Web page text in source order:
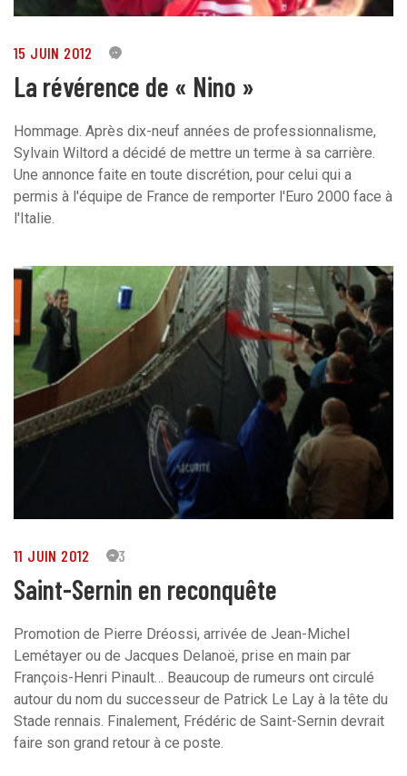
15 JUIN 2012 9
La révérence de « Nino »
Hommage. Après dix-neuf années de professionnalisme,
Sylvain Wiltord a décidé de mettre un terme à sa carrière.
Une annonce faite en toute discrétion, pour celui qui a
permis à l'équipe de France de remporter l'Euro 2000 face à
l'Italie.
11 JUIN 2012 23
Saint-Sernin en reconquête
Promotion de Pierre Dréossi, arrivée de Jean-Michel
Lemétayer ou de Jacques Delanoë, prise en main par
François-Henri Pinault… Beaucoup de rumeurs ont circulé
autour du nom du successeur de Patrick Le Lay à la tête du
Stade rennais. Finalement, Frédéric de Saint-Sernin devrait
faire son grand retour à ce poste.